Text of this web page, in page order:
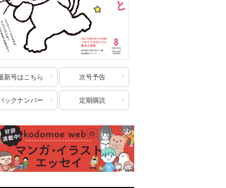
新号はこちら 次号予告
ックナンバー 定期購読